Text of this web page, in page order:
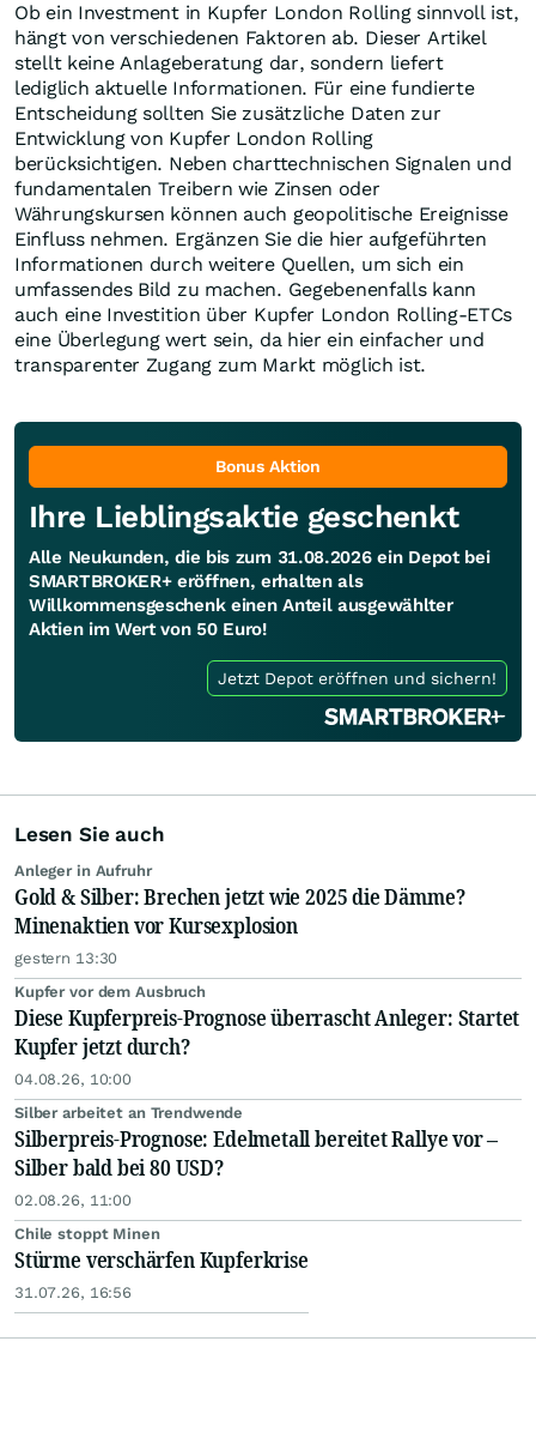
Ob ein Investment in Kupfer London Rolling sinnvoll ist,
hängt von verschiedenen Faktoren ab. Dieser Artikel
stellt keine Anlageberatung dar, sondern liefert
lediglich aktuelle Informationen. Für eine fundierte
Entscheidung sollten Sie zusätzliche Daten zur
Entwicklung von Kupfer London Rolling
berücksichtigen. Neben charttechnischen Signalen und
fundamentalen Treibern wie Zinsen oder
Währungskursen können auch geopolitische Ereignisse
Einfluss nehmen. Ergänzen Sie die hier aufgeführten
Informationen durch weitere Quellen, um sich ein
umfassendes Bild zu machen. Gegebenenfalls kann
auch eine Investition über Kupfer London Rolling-ETCs
eine Überlegung wert sein, da hier ein einfacher und
transparenter Zugang zum Markt möglich ist.
Bonus Aktion
Ihre Lieblingsaktie geschenkt
Alle Neukunden, die bis zum 31.08.2026 ein Depot bei
SMARTBROKER+ eröffnen, erhalten als
Willkommensgeschenk einen Anteil ausgewählter
Aktien im Wert von 50 Euro!
Jetzt Depot eröffnen und sichern!
Lesen Sie auch
Anleger in Aufruhr
Gold & Silber: Brechen jetzt wie 2025 die Dämme?
Minenaktien vor Kursexplosion
gestern 13:30
Kupfer vor dem Ausbruch
Diese Kupferpreis-Prognose überrascht Anleger: Startet
Kupfer jetzt durch?
04.08.26, 10:00
Silber arbeitet an Trendwende
Silberpreis-Prognose: Edelmetall bereitet Rallye vor –
Silber bald bei 80 USD?
02.08.26, 11:00
Chile stoppt Minen
Stürme verschärfen Kupferkrise
31.07.26, 16:56